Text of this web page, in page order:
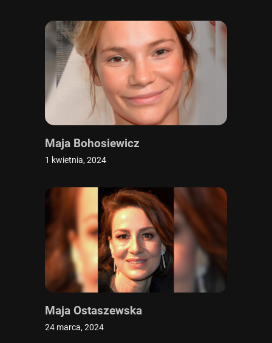
Maja Bohosiewicz
1 kwietnia, 2024
Maja Ostaszewska
24 marca, 2024